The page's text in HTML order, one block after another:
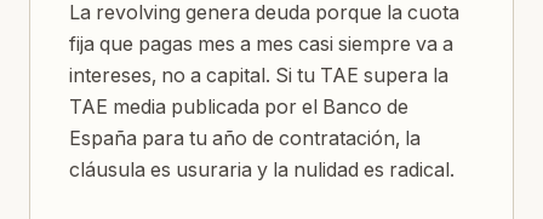
La revolving genera deuda porque la cuota
fija que pagas mes a mes casi siempre va a
intereses, no a capital. Si tu TAE supera la
TAE media publicada por el Banco de
España para tu año de contratación, la
cláusula es usuraria y la nulidad es radical.